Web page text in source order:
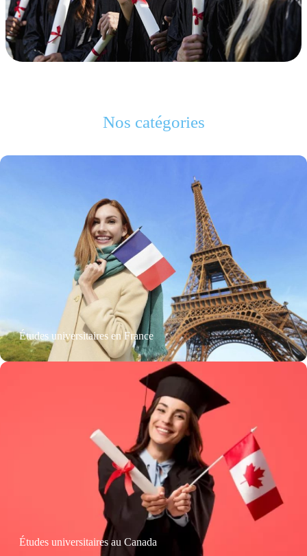
Nos catégories
Études universitaires en France
Études universitaires au Canada